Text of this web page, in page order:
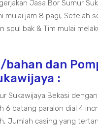
Jasa Bor Sumur
mulai jam 8 pagi, Setelah
spul bak & Tim mulai
dan
:
Sukawijaya Bekasi
6 batang paralon dial 4
Jumlah casing yang